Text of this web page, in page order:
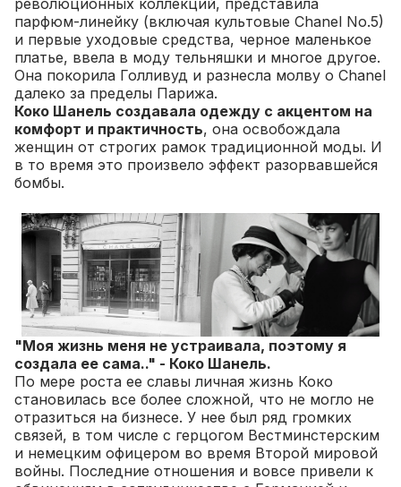
революционных коллекций, представила
парфюм-линейку (включая культовые Chanel No.5)
и первые уходовые средства, черное маленькое
платье, ввела в моду тельняшки и многое другое.
Она покорила Голливуд и разнесла молву о Chanel
далеко за пределы Парижа.
Коко Шанель создавала одежду с акцентом на
комфорт и практичность, она освобождала
женщин от строгих рамок традиционной моды. И
в то время это произвело эффект разорвавшейся
бомбы.
"Моя жизнь меня не устраивала, поэтому я
создала ее сама.." - Коко Шанель.
По мере роста ее славы личная жизнь Коко
становилась все более сложной, что не могло не
отразиться на бизнесе. У нее был ряд громких
связей, в том числе с герцогом Вестминстерским
и немецким офицером во время Второй мировой
войны. Последние отношения и вовсе привели к